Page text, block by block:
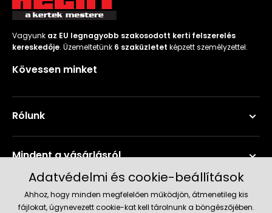
Vagyunk az EU legnagyobb szakosodott kerti felszerelés
kereskedője. Üzemeltetünk 6 szaküzletet képzett személyzettel.
Kövessen minket
Rólunk
Mindent a vásárlásról
Szerviz és támogatás
Adatvédelmi és cookie-beállítások
Ahhoz, hogy minden megfelelően működjön, átmenetileg kis
fájlokat, úgynevezett cookie-kat kell tárolnunk a böngészőjében.